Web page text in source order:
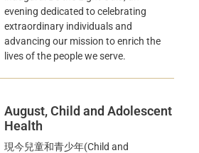
evening dedicated to celebrating
extraordinary individuals and
advancing our mission to enrich the
lives of the people we serve.
August, Child and Adolescent
Health
現今兒童和青少年(Child and